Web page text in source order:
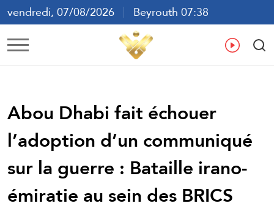
vendredi, 07/08/2026
Beyrouth 07:38
ع
Abou Dhabi fait échouer
l’adoption d’un communiqué
sur la guerre : Bataille irano-
émiratie au sein des BRICS